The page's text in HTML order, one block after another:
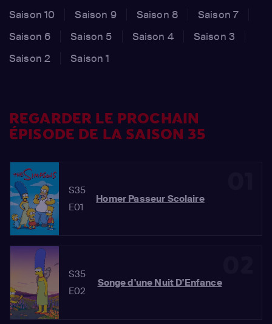
Saison 10
Saison 9 Saison 8
Saison 7
Saison 6
Saison 5 Saison 4
Saison 3
Saison 2
Saison 1
REGARDER LE PROCHAIN
ÉPISODE DE LA SAISON 35
S35
E01
Homer Passeur Scolaire
S35
E02
Songe d'une Nuit D'Enfance